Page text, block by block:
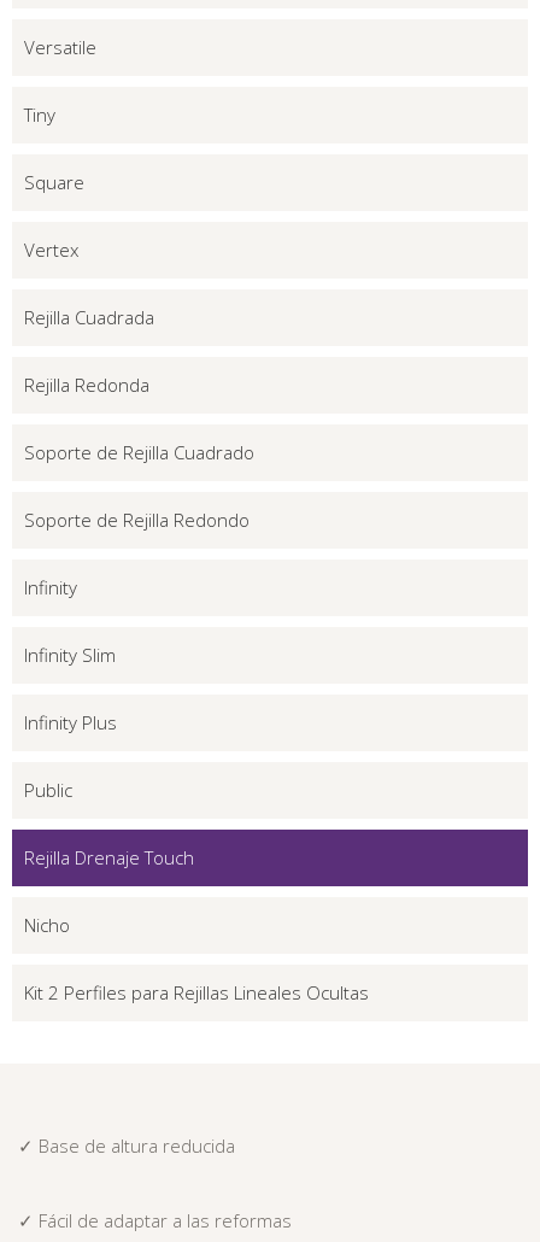
Versatile
Tiny
Square
Vertex
Rejilla Cuadrada
Rejilla Redonda
Soporte de Rejilla Cuadrado
Soporte de Rejilla Redondo
Infinity
Infinity Slim
Infinity Plus
Public
Rejilla Drenaje Touch
Nicho
Kit 2 Perfiles para Rejillas Lineales Ocultas
✓ Base de altura reducida
✓ Fácil de adaptar a las reformas